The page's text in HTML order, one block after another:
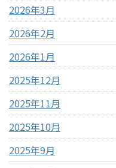
2026年3月
2026年2月
2026年1月
2025年12月
2025年11月
2025年10月
2025年9月